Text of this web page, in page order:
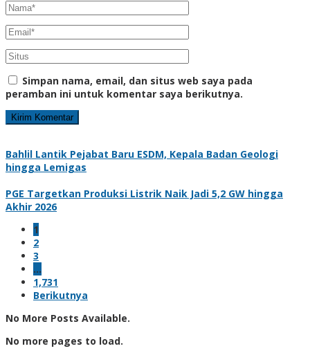
Simpan nama, email, dan situs web saya pada
peramban ini untuk komentar saya berikutnya.
Bahlil Lantik Pejabat Baru ESDM, Kepala Badan Geologi
hingga Lemigas
PGE Targetkan Produksi Listrik Naik Jadi 5,2 GW hingga
Akhir 2026
1
2
3
…
1,731
Berikutnya
No More Posts Available.
No more pages to load.